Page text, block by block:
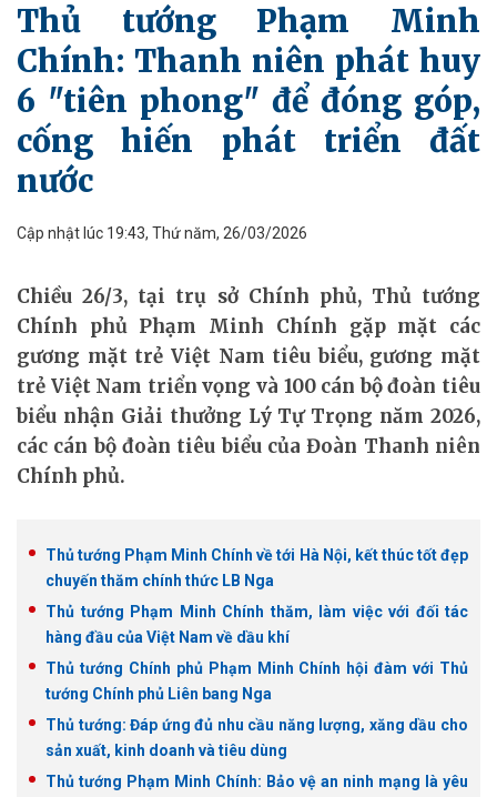
Thủ tướng Phạm Minh
Chính: Thanh niên phát huy
6 "tiên phong" để đóng góp,
cống hiến phát triển đất
nước
Cập nhật lúc 19:43, Thứ năm, 26/03/2026
Chiều 26/3, tại trụ sở Chính phủ, Thủ tướng
Chính phủ Phạm Minh Chính gặp mặt các
gương mặt trẻ Việt Nam tiêu biểu, gương mặt
trẻ Việt Nam triển vọng và 100 cán bộ đoàn tiêu
biểu nhận Giải thưởng Lý Tự Trọng năm 2026,
các cán bộ đoàn tiêu biểu của Đoàn Thanh niên
Chính phủ.
Thủ tướng Phạm Minh Chính về tới Hà Nội, kết thúc tốt đẹp
chuyến thăm chính thức LB Nga
Thủ tướng Phạm Minh Chính thăm, làm việc với đối tác
hàng đầu của Việt Nam về dầu khí
Thủ tướng Chính phủ Phạm Minh Chính hội đàm với Thủ
tướng Chính phủ Liên bang Nga
Thủ tướng: Đáp ứng đủ nhu cầu năng lượng, xăng dầu cho
sản xuất, kinh doanh và tiêu dùng
Thủ tướng Phạm Minh Chính: Bảo vệ an ninh mạng là yêu